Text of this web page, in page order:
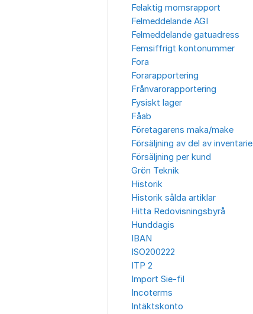
Felaktig momsrapport
Felmeddelande AGI
Felmeddelande gatuadress
Femsiffrigt kontonummer
Fora
Forarapportering
Frånvarorapportering
Fysiskt lager
Fåab
Företagarens maka/make
Försäljning av del av inventarie
Försäljning per kund
Grön Teknik
Historik
Historik sålda artiklar
Hitta Redovisningsbyrå
Hunddagis
IBAN
ISO200222
ITP 2
Import Sie-fil
Incoterms
Intäktskonto